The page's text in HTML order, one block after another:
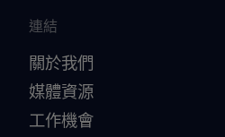
連結
關於我們
媒體資源
工作機會